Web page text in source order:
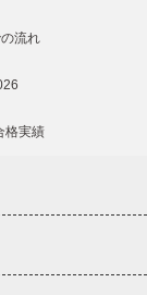
流れ
格実績